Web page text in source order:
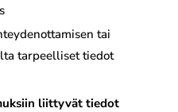
tai
tarpeelliset tiedot
liittyvät tiedot